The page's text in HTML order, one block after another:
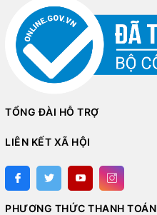
TỔNG ĐÀI HỖ TRỢ
LIÊN KẾT XÃ HỘI
PHƯƠNG THỨC THANH TOÁN